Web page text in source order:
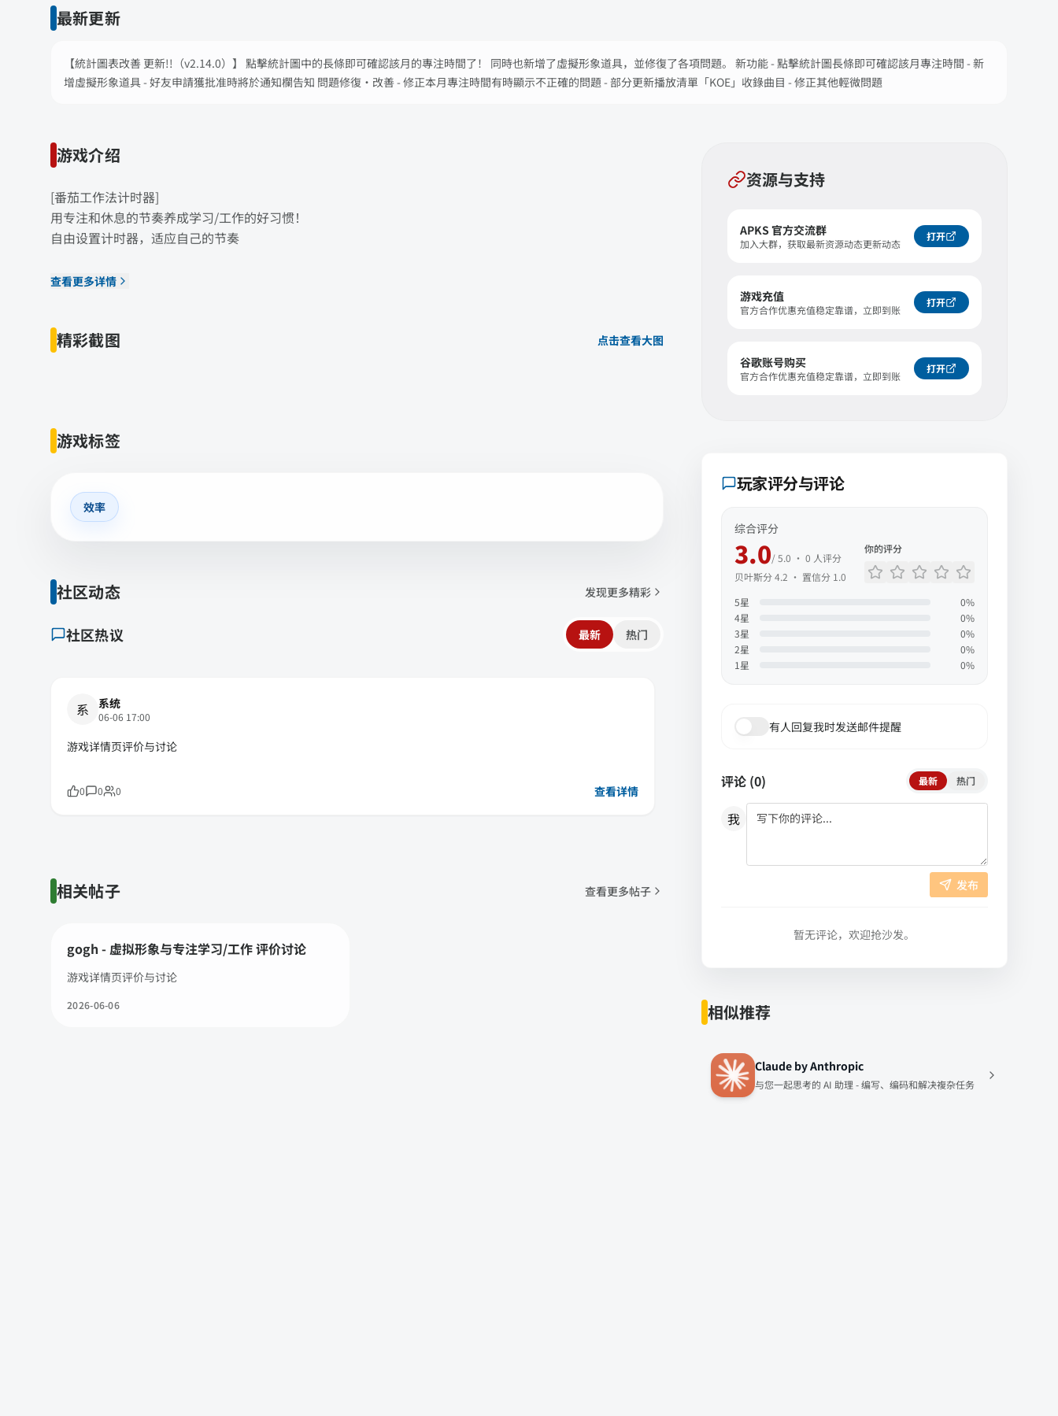
最新更新
【統計圖表改善 更新!!（v2.14.0）】 點擊統計圖中的長條即可確認該月的專注時間了！ 同時也新增了虛擬形象道具，並修復了各項問題。 新功能 - 點擊統計圖長條即可確認該月專注時間 - 新
增虛擬形象道具 - 好友申請獲批准時將於通知欄告知 問題修復・改善 - 修正本月專注時間有時顯示不正確的問題 - 部分更新播放清單「KOE」收錄曲目 - 修正其他輕微問題
游戏介绍
[番茄工作法计时器]
用专注和休息的节奏养成学习/工作的好习惯！
自由设置计时器，适应自己的节奏
查看更多详情
精彩截图 点击查看大图
游戏标签
效率
社区动态 发现更多精彩
社区热议 最新 热门
系 系统
06-06 17:00
游戏详情页评价与讨论
0 0 0 查看详情
相关帖子 查看更多帖子
gogh - 虚拟形象与专注学习/工作 评价讨论
游戏详情页评价与讨论
2026-06-06
资源与支持
APKS 官方交流群
加入大群，获取最新资源动态更新动态
打开
游戏充值
官方合作优惠充值稳定靠谱，立即到账
打开
谷歌账号购买
官方合作优惠充值稳定靠谱，立即到账
打开
玩家评分与评论
综合评分
3.0/ 5.0 · 0 人评分
贝叶斯分4.2 · 置信分 1.0
你的评分
5星 0%
4星 0%
3星 0%
2星 0%
1 星 0%
有人回复我时发送邮件提醒
评论 (0) 最新 热门
我
发布
暂无评论，欢迎抢沙发。
相似推荐
Claude by Anthropic
与您一起思考的 AI 助理 - 编写、编码和解决複杂任务